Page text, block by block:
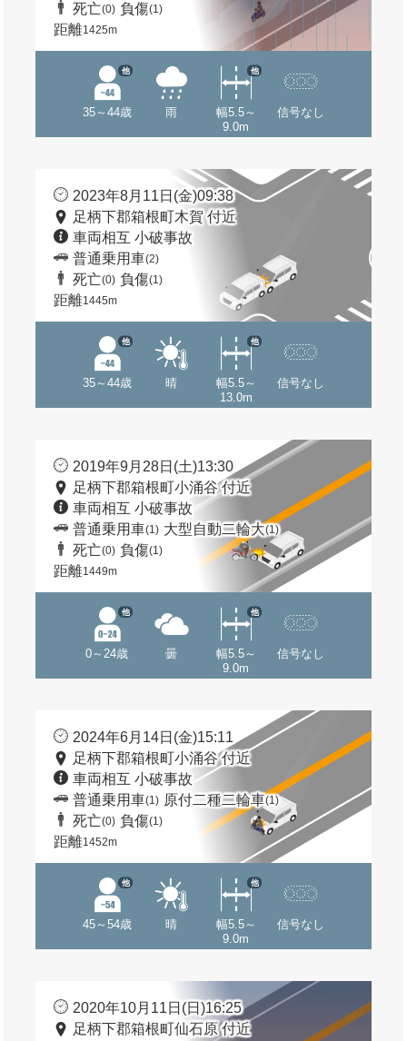
死亡(0) 負傷(1)
距離1425m
35～44歳
他
雨
幅5.5～
9.0m
他
信号なし
2023年8月11日(金)09:38
足柄下郡箱根町木賀 付近
車両相互 小破事故
普通乗用車(2)
死亡(0) 負傷(1)
距離1445m
35～44歳
他
晴
幅5.5～
13.0m
他
信号なし
2019年9月28日(土)13:30
足柄下郡箱根町小涌谷 付近
車両相互 小破事故
普通乗用車(1) 大型自動二輪大(1)
死亡(0) 負傷(1)
距離1449m
0～24歳
他
曇
幅5.5～
9.0m
他
信号なし
2024年6月14日(金)15:11
足柄下郡箱根町小涌谷 付近
車両相互 小破事故
普通乗用車(1) 原付二種二輪車(1)
死亡(0) 負傷(1)
距離1452m
45～54歳
他
晴
幅5.5～
9.0m
他
信号なし
2020年10月11日(日)16:25
足柄下郡箱根町仙石原 付近